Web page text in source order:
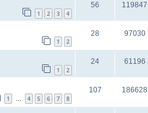
1 2 3 4
56 119847
1 2
28 97030
1 2
24 61196
1 … 4 5 6 7 8
107 186628